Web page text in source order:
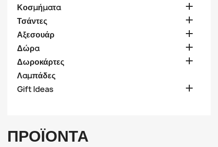
Κοσμήματα 
Τσάντες 
Αξεσουάρ 
Δώρα 
Δωροκάρτες 
Λαμπάδες
Gift Ideas

ΠΡΟΪΌΝΤΑ